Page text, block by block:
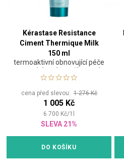
Kérastase Resistance
Ciment Thermique Milk
150 ml
termoaktivní obnovující péče
pro oslabené a poškozené
vlasy
cena před slevou:1 276 Kč
1 005 Kč
6 700 Kč/1
SLEVA 21%
DO KOŠÍKU